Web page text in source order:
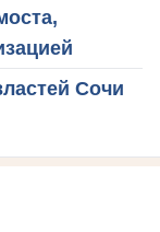
Сочи